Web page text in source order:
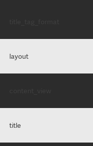
layout
title